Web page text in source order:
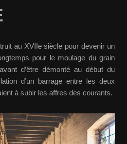
au XVIIe siècle pour devenir un
pour le moulage du grain
d’être démonté au début du
d’un barrage entre les deux
à subir les affres des courants.